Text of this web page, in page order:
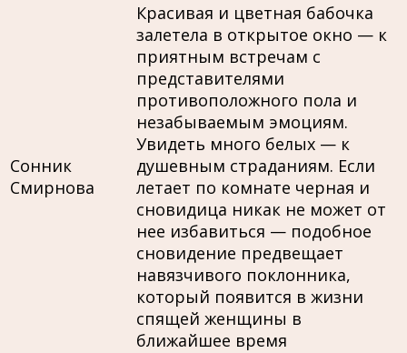
Сонник
Смирнова
Красивая и цветная бабочка
залетела в открытое окно — к
приятным встречам с
представителями
противоположного пола и
незабываемым эмоциям.
Увидеть много белых — к
душевным страданиям. Если
летает по комнате черная и
сновидица никак не может от
нее избавиться — подобное
сновидение предвещает
навязчивого поклонника,
который появится в жизни
спящей женщины в
ближайшее время